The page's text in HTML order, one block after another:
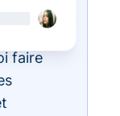
faire